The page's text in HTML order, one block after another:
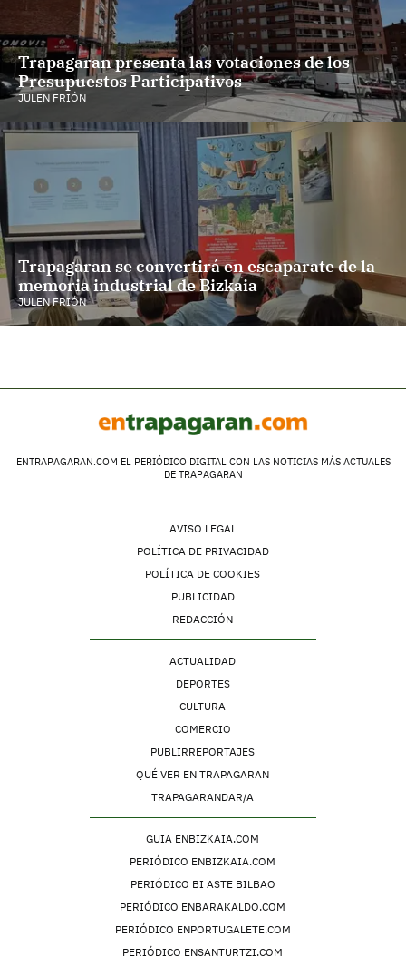
Trapagaran presenta las votaciones de los
Presupuestos Participativos
JULEN FRIÓN
Trapagaran se convertirá en escaparate de la
memoria industrial de Bizkaia
JULEN FRIÓN
ENTRAPAGARAN.COM EL PERIÓDICO DIGITAL CON LAS NOTICIAS MÁS ACTUALES
DE TRAPAGARAN
AVISO LEGAL
POLÍTICA DE PRIVACIDAD
POLÍTICA DE COOKIES
PUBLICIDAD
REDACCIÓN
ACTUALIDAD
DEPORTES
CULTURA
COMERCIO
PUBLIRREPORTAJES
QUÉ VER EN TRAPAGARAN
TRAPAGARANDAR/A
GUIA ENBIZKAIA.COM
PERIÓDICO ENBIZKAIA.COM
PERIÓDICO BI ASTE BILBAO
PERIÓDICO ENBARAKALDO.COM
PERIÓDICO ENPORTUGALETE.COM
PERIÓDICO ENSANTURTZI.COM